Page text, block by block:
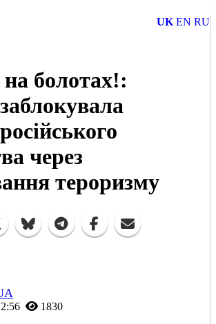
UK EN RU
на болотах!:
через
тероризму
1830